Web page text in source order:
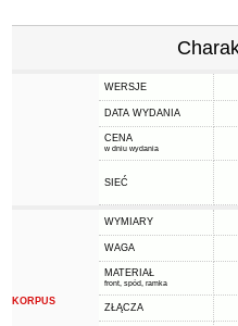
WERSJE
DATA WYDANIA
CENA
w dniu wydania
SIEĆ
KORPUS
WYMIARY
WAGA
MATERIAŁ
front, spód, ramka
ZŁĄCZA